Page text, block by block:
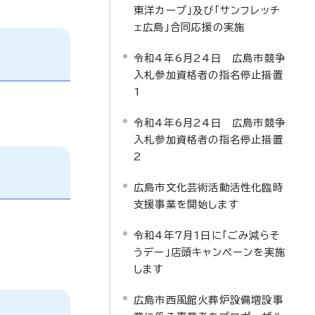
東洋カープ」及び「サンフレッチ
ェ広島」合同応援の実施
令和4年6月24日 広島市競争
入札参加資格者の指名停止措置
1
令和4年6月24日 広島市競争
入札参加資格者の指名停止措置
2
広島市文化芸術活動活性化臨時
支援事業を開始します
令和4年7月1日に「ごみ減らそ
うデー」店頭キャンペーンを実施
します
広島市西風館火葬炉設備増設事